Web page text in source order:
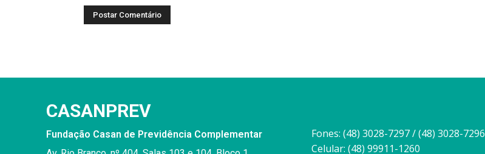
CASANPREV
Fundação Casan de Previdência Complementar
Fones: (48) 3028-7297 / (48) 3028-7296
Celular: (48) 99911-1260